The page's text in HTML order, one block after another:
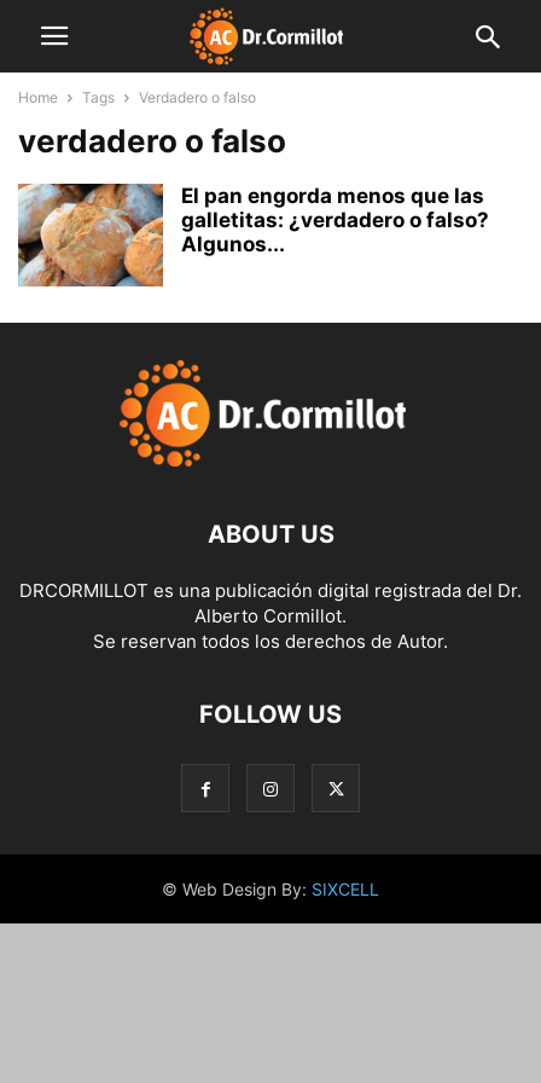
Home Tags Verdadero o falso
verdadero o falso
El pan engorda menos que las
galletitas: ¿verdadero o falso?
Algunos...
ABOUT US
DRCORMILLOT es una publicación digital registrada del Dr.
Alberto Cormillot.
Se reservan todos los derechos de Autor.
FOLLOW US
© Web Design By: SIXCELL